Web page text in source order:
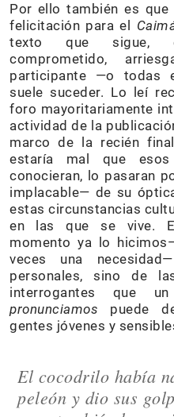
Por ello también es
felicitación para el
texto que
comprometido,
participante —o todas
suele suceder. Lo leí
foro mayoritariamente
actividad de la
marco de la recién
estaría mal que
conocieran, lo pasaran
implacable— de su
estas circunstancias
en las que se vive.
momento ya lo
veces una
personales, sino de
interrogantes que
pronunciamos puede
gentes jóvenes y
El cocodrilo había
peleón y dio sus